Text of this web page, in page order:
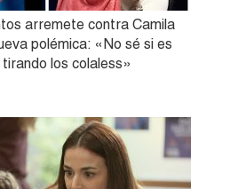
arremete contra Camila
polémica: «No sé si es
los colaless»